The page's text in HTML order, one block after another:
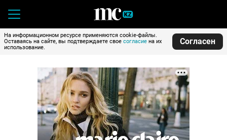
На информационном ресурсе применяются cookie-файлы.
Оставаясь на сайте, вы подтверждаете свое согласие на их
использование.
Согласен